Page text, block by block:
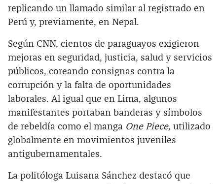
replicando un llamado similar al registrado en
Perú y, previamente, en Nepal.
Según CNN, cientos de paraguayos exigieron
mejoras en seguridad, justicia, salud y servicios
públicos, coreando consignas contra la
corrupción y la falta de oportunidades
laborales. Al igual que en Lima, algunos
manifestantes portaban banderas y símbolos
de rebeldía como el manga One Piece, utilizado
globalmente en movimientos juveniles
antigubernamentales.
La politóloga Luisana Sánchez destacó que